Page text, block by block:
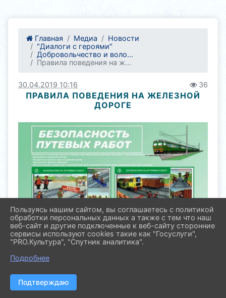
Главная Медиа
Новости
"Диалоги с героями"
Добровольчество и воло...
Правила поведения на ж...
30.04.2019 10:16 36
ПРАВИЛА ПОВЕДЕНИЯ НА ЖЕЛЕЗНОЙ
ДОРОГЕ
Пользуясь нашим сайтом, вы соглашаетесь с политикой
обработки персональных данных а также с тем что наш
веб-сайт и другие подключенные к веб-сайту сторонние
сервисы используют cookies такие как "Госуслуги",
"PRO.Культура", "Спутник аналитика".
Подробнее
Подтверждаю